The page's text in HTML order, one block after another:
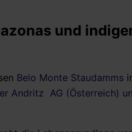
und
Belo Monte Staudamms
Andritz AG (Österreich)